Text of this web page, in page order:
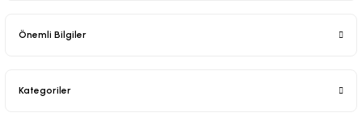
Önemli Bilgiler
Kategoriler